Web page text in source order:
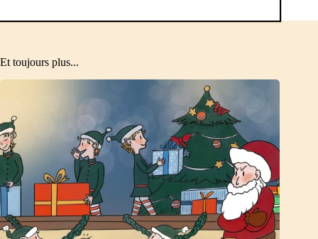
Et toujours plus...